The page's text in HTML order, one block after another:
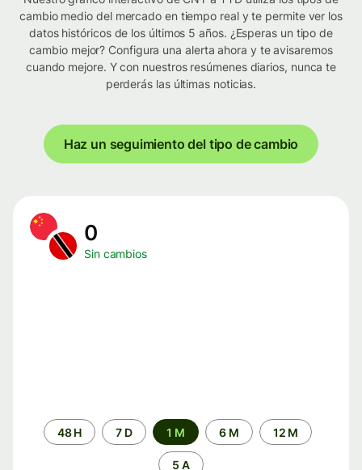
cambio medio del mercado en tiempo real y te permite ver los
datos históricos de los últimos 5 años. ¿Esperas un tipo de
cambio mejor? Configura una alerta ahora y te avisaremos
cuando mejore. Y con nuestros resúmenes diarios, nunca te
perderás las últimas noticias.
Haz un seguimiento del tipo de cambio
0
Sin cambios
Periodo48 H 7 D 1 M 6 M 12 M
5 A